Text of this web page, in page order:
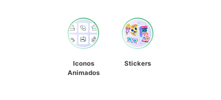
Iconos
Animados
Stickers